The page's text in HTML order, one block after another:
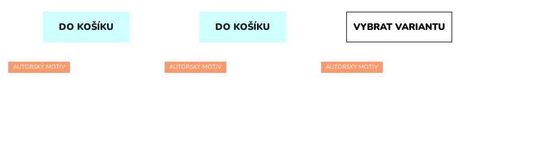
DO KOŠÍKU DO KOŠÍKU VYBRAT VARIANTU
AUTORSKÝ MOTIV AUTORSKÝ MOTIV AUTORSKÝ MOTIV